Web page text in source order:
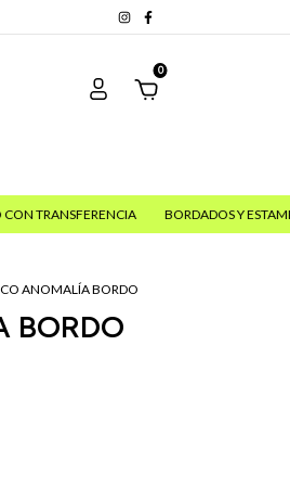
0
BORDADOS Y ESTAMPAS
ANOMALÍA BORDO
BORDO